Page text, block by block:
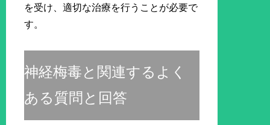
を受け、適切な治療を行うことが必要で
す。
神経梅毒と関連するよく
ある質問と回答